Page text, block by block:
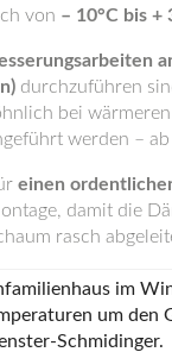
von – 10°C bis +
durchzuführen
bei
werden – ab
einen
damit die
rasch